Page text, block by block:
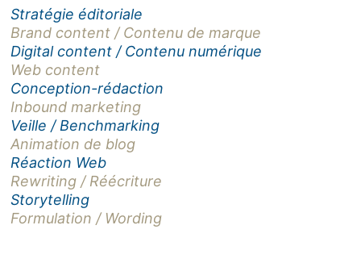
Stratégie éditoriale
Brand content / Contenu de marque
Digital content / Contenu numérique
Web content
Conception-rédaction
Inbound marketing
Veille / Benchmarking
Animation de blog
Réaction Web
Rewriting / Réécriture
Storytelling
Formulation / Wording